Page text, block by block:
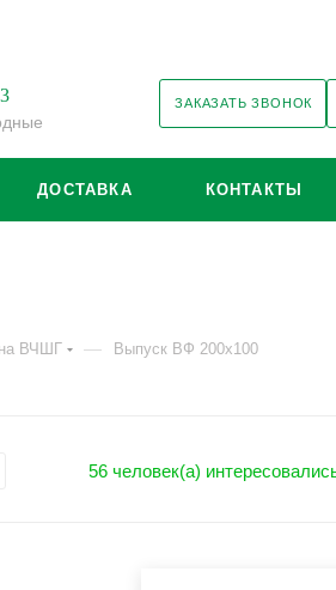
ЗАКАЗАТЬ ЗВОНОК
ДОСТАВКА КОНТАКТЫ
ВЧШГ — Выпуск ВФ 200х100
56 человек(а)